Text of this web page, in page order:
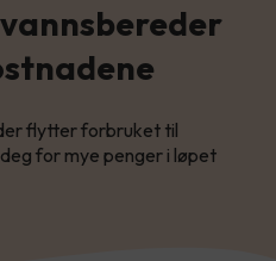
flytter forbruket til
for mye penger i løpet